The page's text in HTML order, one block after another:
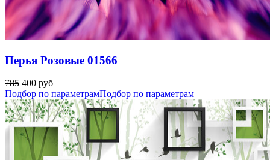
Перья Розовые 01566
785 400 руб
Подбор по параметрамПодбор по параметрам